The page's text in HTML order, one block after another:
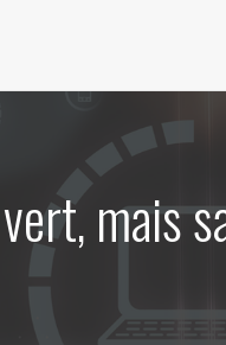
mais